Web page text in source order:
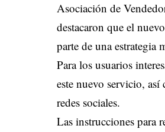
Asociación de
destacaron que el
parte de una estrategia
Para los usuarios
este nuevo servicio,
redes sociales.
Las instrucciones para